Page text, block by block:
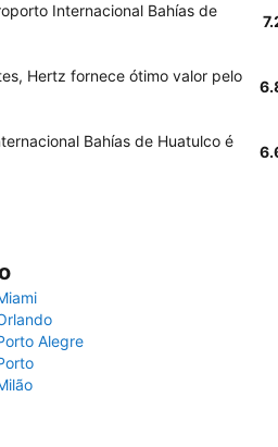
Internacional Bahías de
Hertz fornece ótimo valor pelo
Bahías de Huatulco é
Alegre